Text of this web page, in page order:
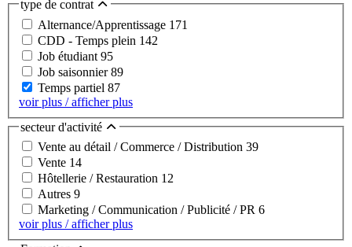
type de contrat
Alternance/Apprentissage 171
CDD - Temps plein 142
Job étudiant 95
Job saisonnier89
Temps partiel 87
voir plus / afficher plus
secteur d'activité
Vente au détail / Commerce / Distribution 39
Vente 14
Hôtellerie / Restauration 12
Autres 9
Marketing / Communication / Publicité / PR 6
voir plus / afficher plus